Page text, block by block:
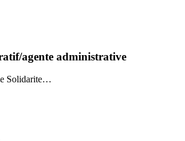
agente administrative
Solidarite…